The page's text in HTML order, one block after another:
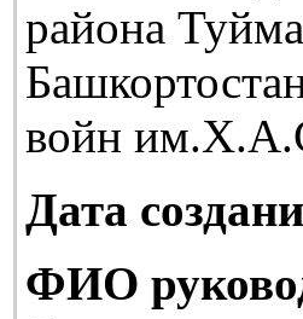
района
войн
Дата
ФИО